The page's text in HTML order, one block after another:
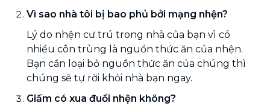
Vì sao nhà tôi bị bao phủ bởi mạng nhện?
Lý do nhện cư trú trong nhà của bạn vì có
nhiều côn trùng là nguồn thức ăn của nhện.
Bạn cần loại bỏ nguồn thức ăn của chúng thì
chúng sẽ tự rời khỏi nhà bạn ngay.
Giấm có xua đuổi nhện không?